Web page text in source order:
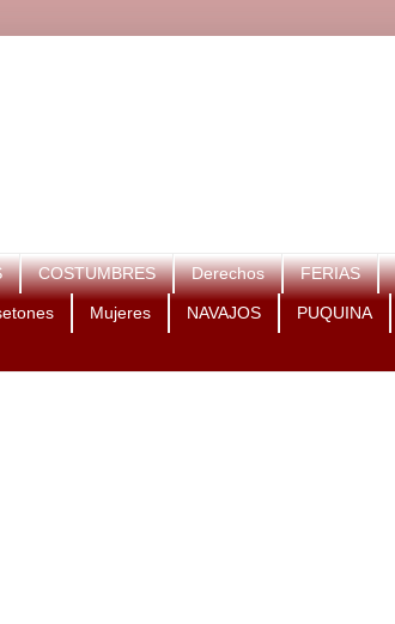
COSTUMBRES Derechos FERIAS
Mujeres NAVAJOS PUQUINA